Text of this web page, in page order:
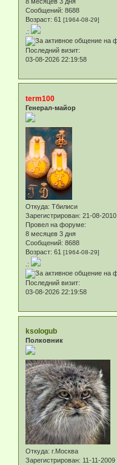
Сообщений: 8688
Возраст: 61 [1964-08-29]
.:
Последний визит:
03-08-2026 22:19:58
term100
Генерал-майор
Откуда: Тбилиси
Зарегистрирован: 21-08-2010
Провел на форуме:
8 месяцев 3 дня
Сообщений: 8688
Возраст: 61 [1964-08-29]
.:
Последний визит:
03-08-2026 22:19:58
ksologub
Полковник
Откуда: г.Москва
Зарегистрирован: 11-11-2009